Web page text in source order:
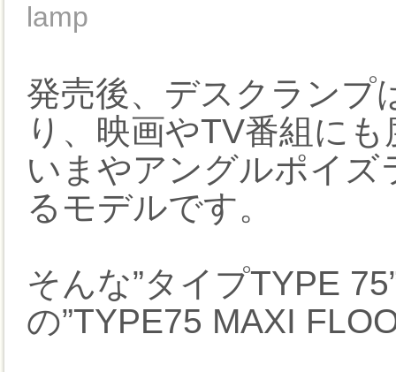
lamp
発売後、デスクランプ
り、映画やTV番組に
いまやアングルポイ
るモデルです。
そんな”タイプTYPE
の”TYPE75 MAXI